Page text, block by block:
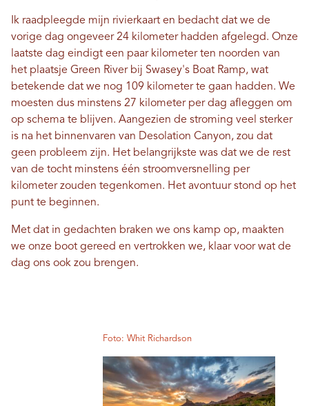
Ik raadpleegde mijn rivierkaart en bedacht dat we de
vorige dag ongeveer 24 kilometer hadden afgelegd. Onze
laatste dag eindigt een paar kilometer ten noorden van
het plaatsje Green River bij Swasey's Boat Ramp, wat
betekende dat we nog 109 kilometer te gaan hadden. We
moesten dus minstens 27 kilometer per dag afleggen om
op schema te blijven. Aangezien de stroming veel sterker
is na het binnenvaren van Desolation Canyon, zou dat
geen probleem zijn. Het belangrijkste was dat we de rest
van de tocht minstens één stroomversnelling per
kilometer zouden tegenkomen. Het avontuur stond op het
punt te beginnen.
Met dat in gedachten braken we ons kamp op, maakten
we onze boot gereed en vertrokken we, klaar voor wat de
dag ons ook zou brengen.
Foto: Whit Richardson